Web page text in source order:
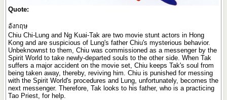
Quote:
อังกฤษ
Chiu Chi-Lung and Ng Kuai-Tak are two movie stunt actors in Hong
Kong and are suspicious of Lung's father Chiu's mysterious behavior.
Unbeknownst to them, Chiu was commissioned as a messenger by the
Spirit World to take newly-departed souls to the other side. When Tak
suffers a major accident on the movie set, Chiu keeps Tak's soul from
being taken away, thereby, reviving him. Chiu is punished for messing
with the Spirit World's procedures and Lung, unfortunately, becomes the
next messenger. Therefore, Tak looks to his father, who is a practicing
Tao Priest, for help.